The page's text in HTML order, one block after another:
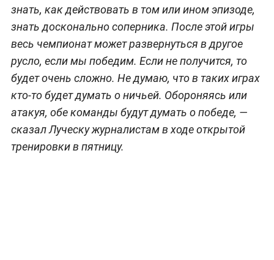
знать, как действовать в том или ином эпизоде,
знать досконально соперника. После этой игры
весь чемпионат может развернуться в другое
русло, если мы победим. Если не получится, то
будет очень сложно. Не думаю, что в таких играх
кто-то будет думать о ничьей. Обороняясь или
атакуя, обе команды будут думать о победе, —
сказал Луческу журналистам в ходе открытой
тренировки в пятницу.